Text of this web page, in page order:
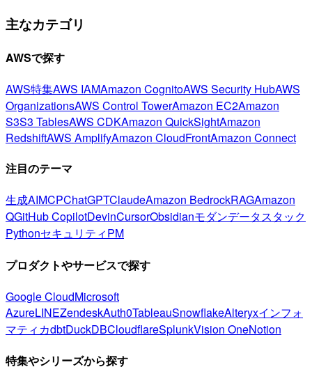
主なカテゴリ
AWSで探す
AWS特集AWS IAMAmazon CognitoAWS Security HubAWS
OrganizationsAWS Control TowerAmazon EC2Amazon
S3S3 TablesAWS CDKAmazon QuickSightAmazon
RedshiftAWS AmplifyAmazon CloudFrontAmazon Connect
注目のテーマ
生成AIMCPChatGPTClaudeAmazon BedrockRAGAmazon
QGitHub CopilotDevinCursorObsidianモダンデータスタック
PythonセキュリティPM
プロダクトやサービスで探す
Google CloudMicrosoft
AzureLINEZendeskAuth0TableauSnowflakeAlteryxインフォ
マティカdbtDuckDBCloudflareSplunkVision OneNotion
特集やシリーズから探す